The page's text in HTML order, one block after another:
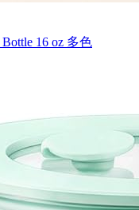
Bottle 16 oz 多色